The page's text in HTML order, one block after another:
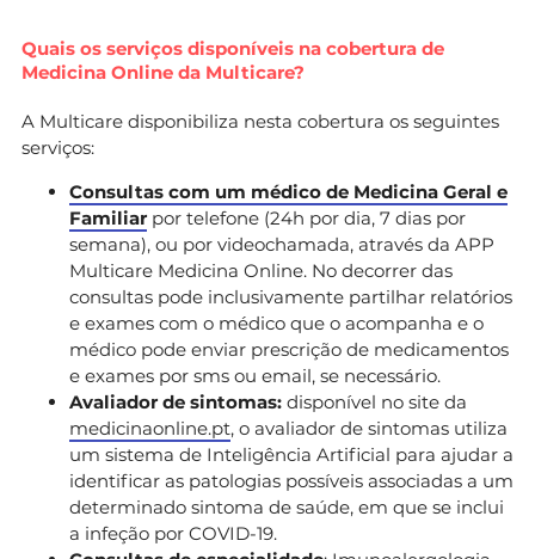
Quais os serviços disponíveis na cobertura de
Medicina Online da Multicare?
A Multicare disponibiliza nesta cobertura os seguintes
serviços:
Consultas com um médico de Medicina Geral e
Familiar por telefone (24h por dia, 7 dias por
semana), ou por videochamada, através da APP
Multicare Medicina Online. No decorrer das
consultas pode inclusivamente partilhar relatórios
e exames com o médico que o acompanha e o
médico pode enviar prescrição de medicamentos
e exames por sms ou email, se necessário.
Avaliador de sintomas: disponível no site da
medicinaonline.pt, o avaliador de sintomas utiliza
um sistema de Inteligência Artificial para ajudar a
identificar as patologias possíveis associadas a um
determinado sintoma de saúde, em que se inclui
a infeção por COVID-19.